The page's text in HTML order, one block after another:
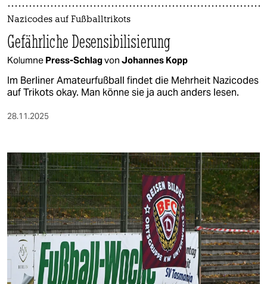
Nazicodes auf Fußballtrikots
Gefährliche Desensibilisierung
Kolumne Press-Schlagvon Johannes Kopp
Im Berliner Amateurfußball findet die Mehrheit Nazicodes
auf Trikots okay. Man könne sie ja auch anders lesen.
28.11.2025